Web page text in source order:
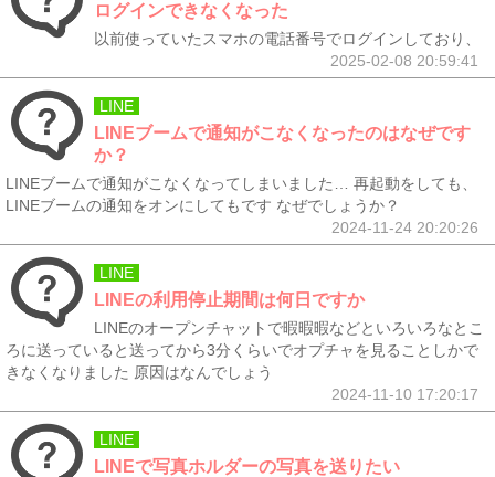
ログインできなくなった
以前使っていたスマホの電話番号でログインしており、
2025-02-08 20:59:41
LINE
LINEブームで通知がこなくなったのはなぜです
か？
LINEブームで通知がこなくなってしまいました… 再起動をしても、
LINEブームの通知をオンにしてもです なぜでしょうか？
2024-11-24 20:20:26
LINE
LINEの利用停止期間は何日ですか
LINEのオープンチャットで暇暇暇などといろいろなとこ
ろに送っていると送ってから3分くらいでオプチャを見ることしかで
きなくなりました 原因はなんでしょう
2024-11-10 17:20:17
LINE
LINEで写真ホルダーの写真を送りたい